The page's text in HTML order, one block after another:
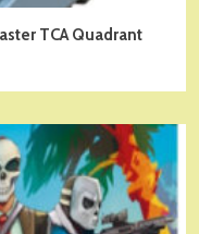
TCA Quadrant